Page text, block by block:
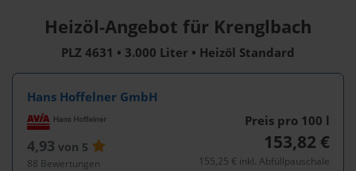
Heizöl-Angebot für Krenglbach
PLZ 4631 • 3.000 Liter • Heizöl Standard
Hans Hoffelner GmbH
4,93 von 5
88 Bewertungen
Preis pro 100 l
153,82 €
155,25 € inkl. Abfüllpauschale